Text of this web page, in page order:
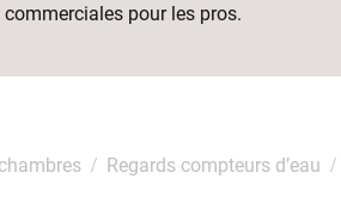
pour les pros.
Regards compteurs d’eau